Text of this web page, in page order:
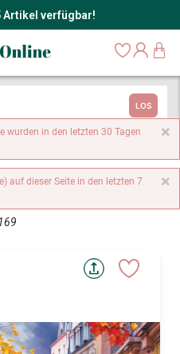
Artikel verfügbar!
LOS
×
wurden in den letzten 30 Tagen
×
auf dieser Seite in den letzten 7